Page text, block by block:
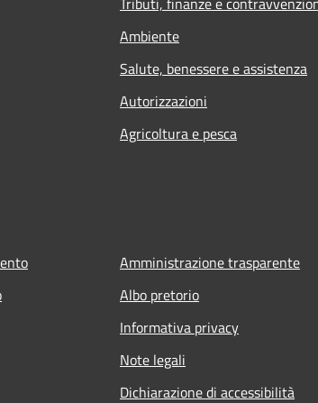
Ambiente
Salute, benessere e assistenza
Autorizzazioni
Agricoltura e pesca
Amministrazione trasparente
Albo pretorio
Informativa privacy
Note legali
Dichiarazione di accessibilità